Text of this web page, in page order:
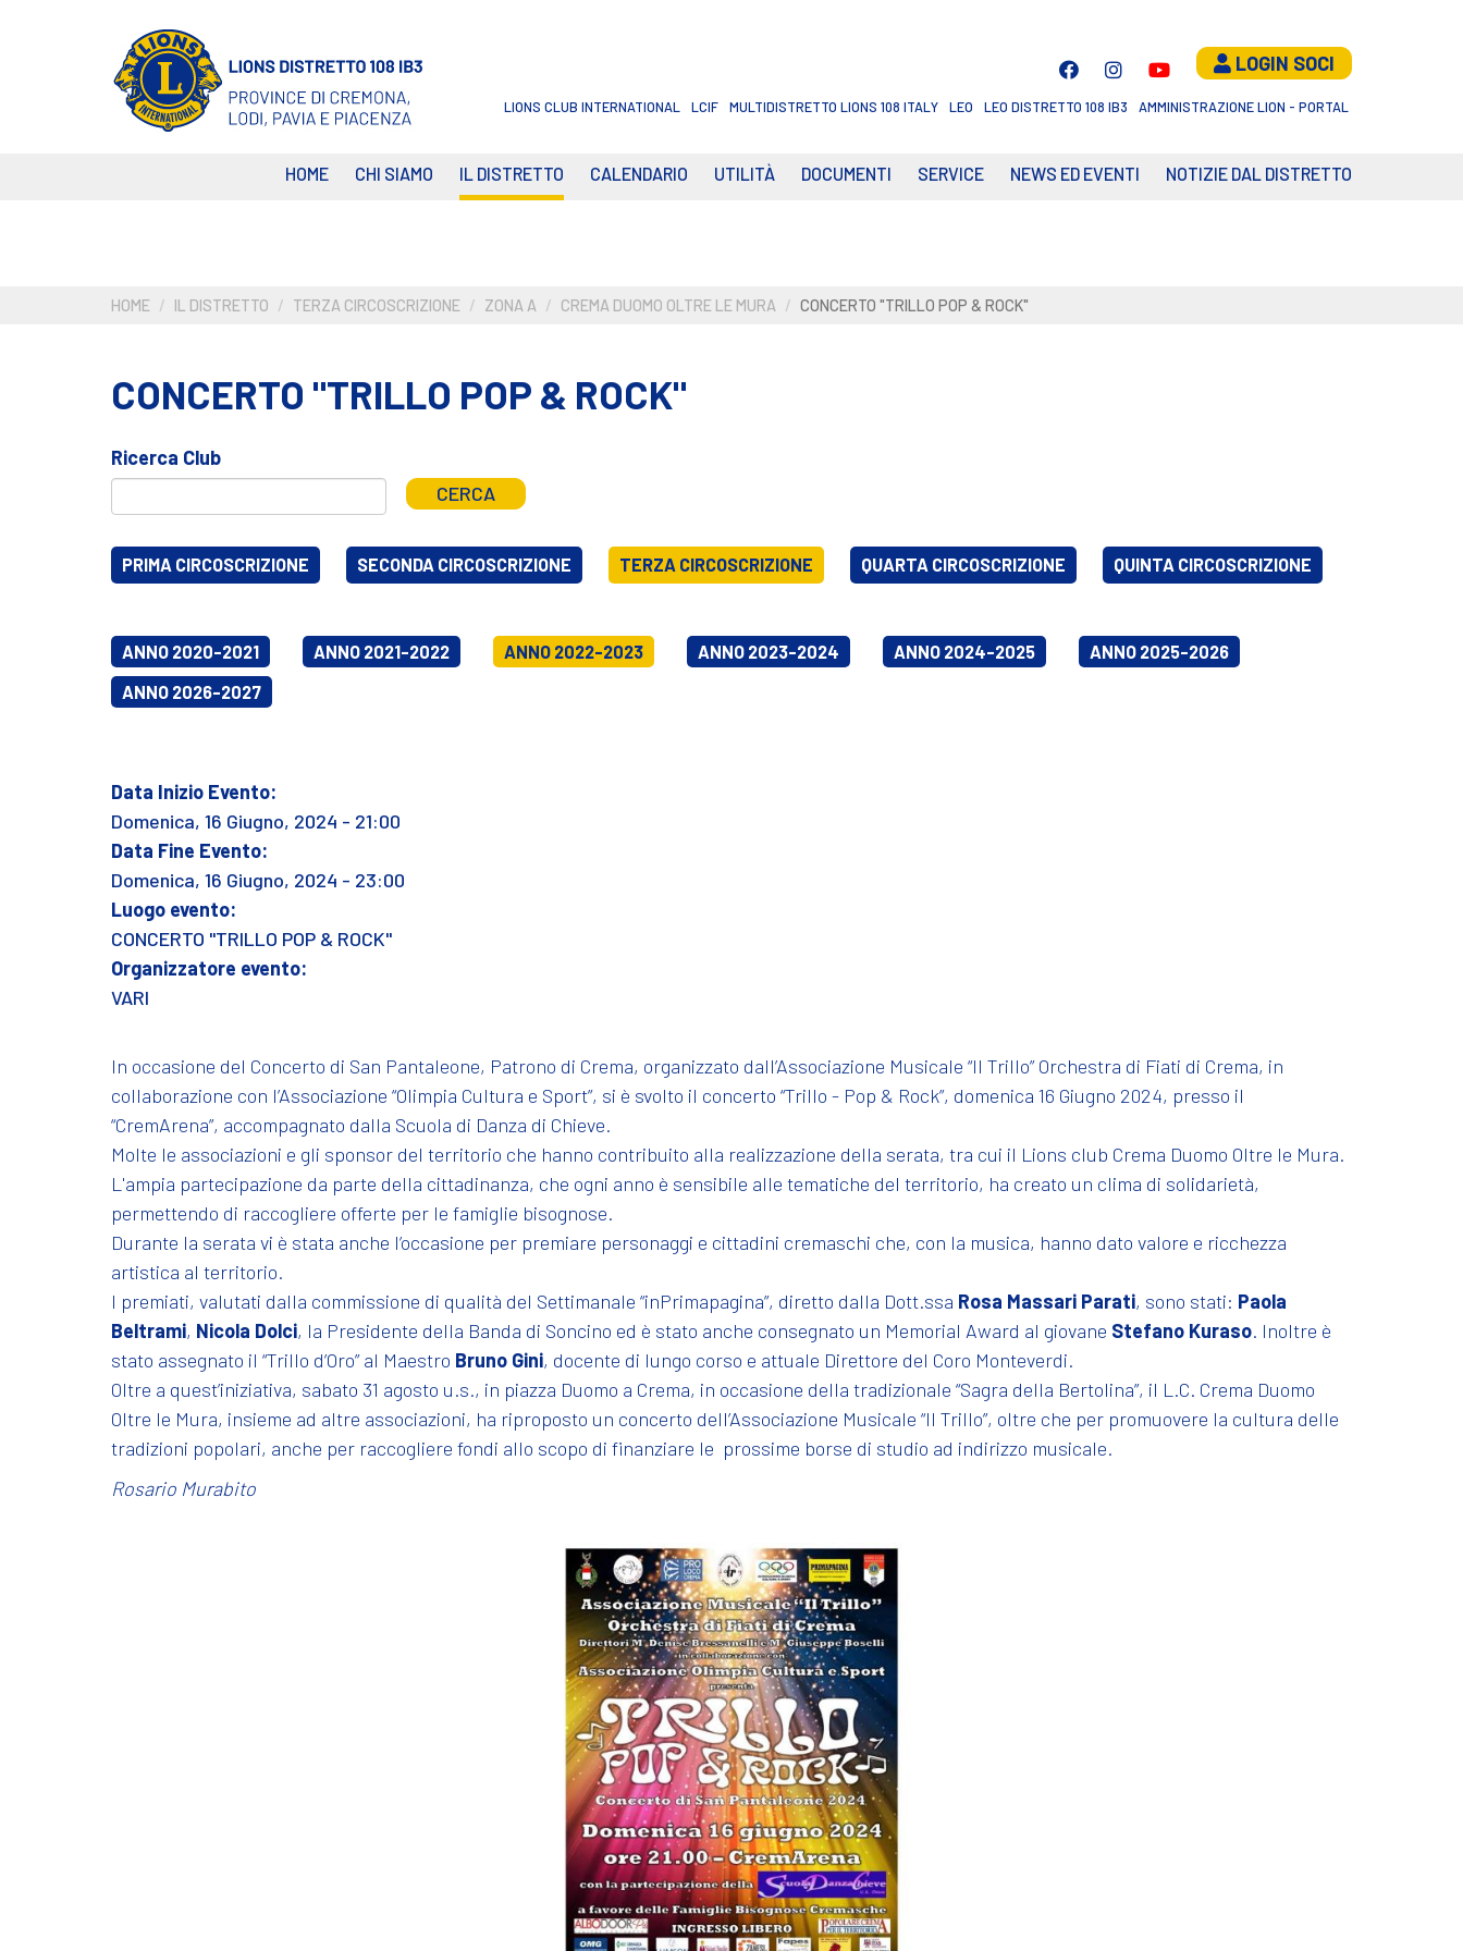
LOGIN SOCI
LIONS CLUB INTERNATIONAL LCIF MULTIDISTRETTO LIONS 108 ITALY LEO LEO DISTRETTO 108 IB3 AMMINISTRAZIONE LION - PORTAL
HOME CHI SIAMO IL DISTRETTO CALENDARIO UTILITÀ DOCUMENTI SERVICE NEWS ED EVENTI NOTIZIE DAL DISTRETTO
HOME IL DISTRETTO TERZA CIRCOSCRIZIONE ZONA A CREMA DUOMO OLTRE LE MURA CONCERTO "TRILLO POP & ROCK"
CONCERTO "TRILLO POP & ROCK"
Ricerca Club
CERCA
PRIMA CIRCOSCRIZIONE SECONDA CIRCOSCRIZIONE TERZA CIRCOSCRIZIONE QUARTA CIRCOSCRIZIONE QUINTA CIRCOSCRIZIONE
ANNO 2020-2021 ANNO 2021-2022 ANNO 2022-2023 ANNO 2023-2024 ANNO 2024-2025
ANNO 2025-2026
ANNO 2026-2027
Data Inizio Evento:
Domenica, 16 Giugno, 2024 - 21:00
Data Fine Evento:
Domenica, 16 Giugno, 2024 - 23:00
Luogo evento:
CONCERTO "TRILLO POP & ROCK"
Organizzatore evento:
VARI
In occasione del Concerto di San Pantaleone, Patrono di Crema, organizzato dall’Associazione Musicale “Il Trillo” Orchestra di Fiati di Crema, in
collaborazione con l’Associazione “Olimpia Cultura e Sport”, si è svolto il concerto “Trillo - Pop & Rock”, domenica 16 Giugno 2024, presso il
“CremArena”, accompagnato dalla Scuola di Danza di Chieve.
Molte le associazioni e gli sponsor del territorio che hanno contribuito alla realizzazione della serata, tra cui il Lions club Crema Duomo Oltre le Mura.
L'ampia partecipazione da parte della cittadinanza, che ogni anno è sensibile alle tematiche del territorio, ha creato un clima di solidarietà,
permettendo di raccogliere offerte per le famiglie bisognose.
Durante la serata vi è stata anche l’occasione per premiare personaggi e cittadini cremaschi che, con la musica, hanno dato valore e ricchezza
artistica al territorio.
I premiati, valutati dalla commissione di qualità del Settimanale “inPrimapagina”, diretto dalla Dott.ssa Rosa Massari Parati, sono stati: Paola
Beltrami, Nicola Dolci, la Presidente della Banda di Soncino ed è stato anche consegnato un Memorial Award al giovane Stefano Kuraso. Inoltre è
stato assegnato il “Trillo d’Oro” al Maestro Bruno Gini, docente di lungo corso e attuale Direttore del Coro Monteverdi.
Oltre a quest’iniziativa, sabato 31 agosto u.s., in piazza Duomo a Crema, in occasione della tradizionale “Sagra della Bertolina”, il L.C. Crema Duomo
Oltre le Mura, insieme ad altre associazioni, ha riproposto un concerto dell’Associazione Musicale “Il Trillo”, oltre che per promuovere la cultura delle
tradizioni popolari, anche per raccogliere fondi allo scopo di finanziare le prossime borse di studio ad indirizzo musicale.
Rosario Murabito